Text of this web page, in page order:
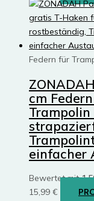
Federn für
cm
einfacher
Bewertet mit
15,99 €